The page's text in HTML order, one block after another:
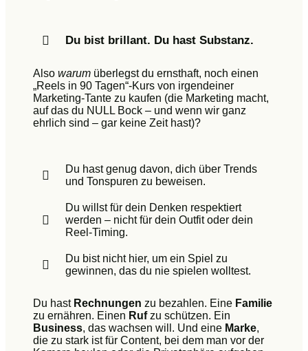
Du bist brillant. Du hast Substanz.
Also warum überlegst du ernsthaft, noch einen
„Reels in 90 Tagen“-Kurs von irgendeiner
Marketing-Tante zu kaufen (die Marketing macht,
auf das du NULL Bock – und wenn wir ganz
ehrlich sind – gar keine Zeit hast)?
Du hast genug davon, dich über Trends
und Tonspuren zu beweisen.
Du willst für dein Denken respektiert
werden – nicht für dein Outfit oder dein
Reel-Timing.
Du bist nicht hier, um ein Spiel zu
gewinnen, das du nie spielen wolltest.
Du hast Rechnungen zu bezahlen. Eine Familie
zu ernähren. Einen Rufzu schützen. Ein
Business, das wachsen will. Und eine Marke,
die zu stark ist für Content, bei dem man vor der